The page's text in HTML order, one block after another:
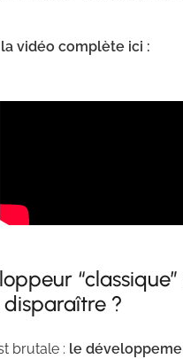
vidéo complète ici :
?
brutale : le